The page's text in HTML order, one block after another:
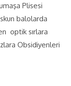
Plisesi
balolarda
optik sırlara
Obsidiyenleri